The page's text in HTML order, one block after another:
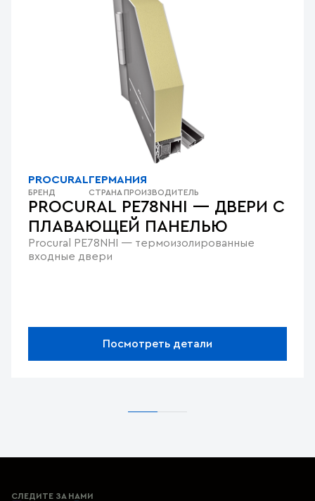
PROCURAL PE78NHI — ДВЕРИ С
ПЛАВАЮЩЕЙ ПАНЕЛЬЮ
Procural PE78NHI — термоизолированные
входные двери
PROCURAL
БРЕНД
ГЕРМАНИЯ
СТРАНА ПРОИЗВОДИТЕЛЬ
Посмотреть детали
СЛЕДИТЕ ЗА НАМИ